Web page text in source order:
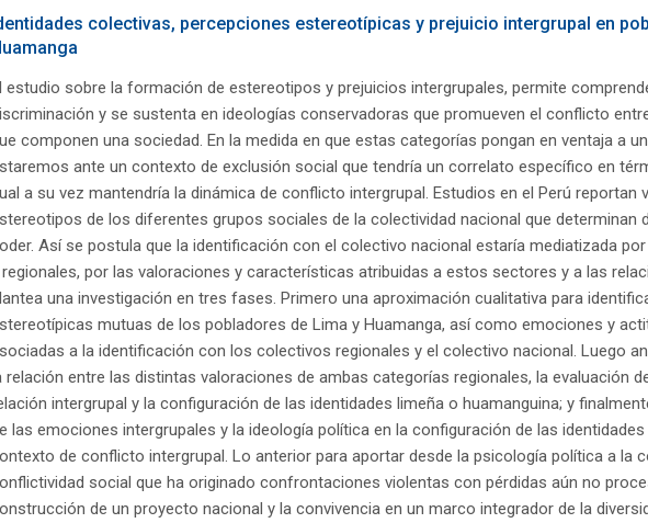
colectivas, percepciones estereotípicas y prejuicio intergrupal en
estudio sobre la formación de estereotipos y prejuicios intergrupales, permite
y se sustenta en ideologías conservadoras que promueven el conflicto
componen una sociedad. En la medida en que estas categorías pongan en ventaja a
ante un contexto de exclusión social que tendría un correlato específico en
a su vez mantendría la dinámica de conflicto intergrupal. Estudios en el Perú reportan
de los diferentes grupos sociales de la colectividad nacional que determinan
Así se postula que la identificación con el colectivo nacional estaría mediatizada
por las valoraciones y características atribuidas a estos sectores y a las
una investigación en tres fases. Primero una aproximación cualitativa para
mutuas de los pobladores de Lima y Huamanga, así como emociones y
a la identificación con los colectivos regionales y el colectivo nacional. Luego
relación entre las distintas valoraciones de ambas categorías regionales, la evaluación
intergrupal y la configuración de las identidades limeña o huamanguina; y
las emociones intergrupales y la ideología política en la configuración de las
de conflicto intergrupal. Lo anterior para aportar desde la psicología política a la
social que ha originado confrontaciones violentas con pérdidas aún no
de un proyecto nacional y la convivencia en un marco integrador de la